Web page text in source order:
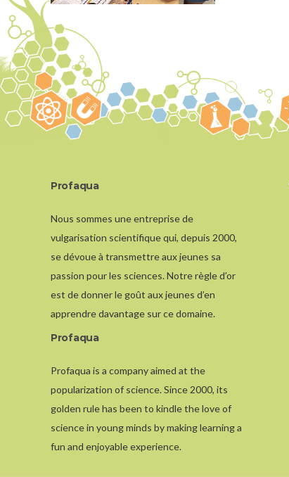
Profaqua
Nous sommes une entreprise de
vulgarisation scientifique qui, depuis 2000,
se dévoue à transmettre aux jeunes sa
passion pour les sciences. Notre règle d’or
est de donner le goût aux jeunes d’en
apprendre davantage sur ce domaine.
Profaqua
Profaqua is a company aimed at the
popularization of science. Since 2000, its
golden rule has been to kindle the love of
science in young minds by making learning a
fun and enjoyable experience.